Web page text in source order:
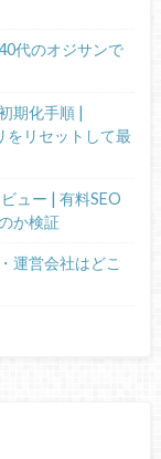
代のオジサンで
期化手順 |
リセットして最
ュー | 有料SEO
か検証
運営会社はどこ